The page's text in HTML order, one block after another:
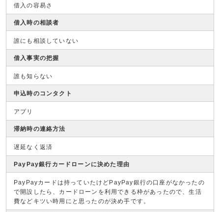
借入の容易さ
借入時の相談者
誰にも相談していない
借入事実の把握
誰も知らない
申込時のコンタクト
アプリ
滞納時の連絡方法
遅延なく返済
PayPay銀行カードローンに決めた理由
PayPayカードは持っていたけどPayPay銀行の口座がなかったの
で開設したら、カードローンを利用できる枠があったので、生活
費などキツい時用にと思ったのが決め手です。